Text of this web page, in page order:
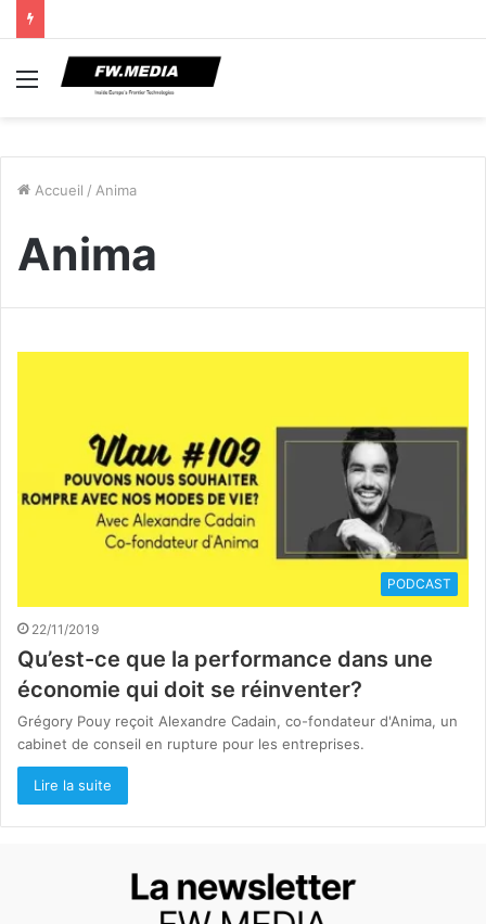
Menu
Accueil / Anima
Anima
PODCAST
22/11/2019
Qu’est-ce que la performance dans une
économie qui doit se réinventer?
Grégory Pouy reçoit Alexandre Cadain, co-fondateur d'Anima, un
cabinet de conseil en rupture pour les entreprises.
Lire la suite